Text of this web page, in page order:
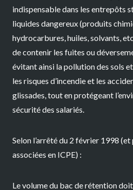
indispensable dans les entrepôts
liquides dangereux (produits
hydrocarbures, huiles, solvants,
decontenir les fuites ou
évitant ainsi lapollution des sols
les risques d’incendieet les
glissades , tout en protégeant
sécurité des salariés.
Selon l’arrêté du 2 février 1998
associées en ICPE) :
Le volume du bac de rétention